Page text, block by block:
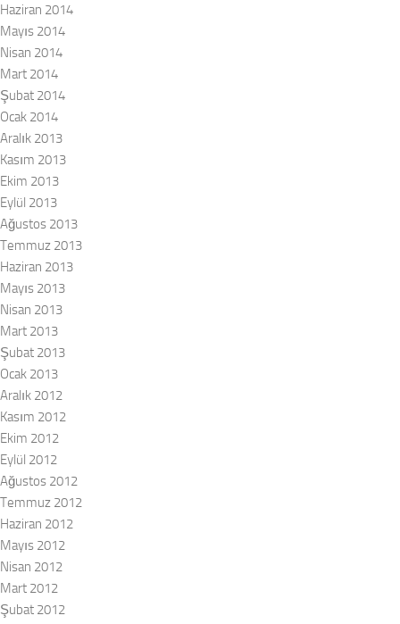
Haziran 2014
Mayıs 2014
Nisan 2014
Mart 2014
Şubat 2014
Ocak 2014
Aralık 2013
Kasım 2013
Ekim 2013
Eylül 2013
Ağustos 2013
Temmuz 2013
Haziran 2013
Mayıs 2013
Nisan 2013
Mart 2013
Şubat 2013
Ocak 2013
Aralık 2012
Kasım 2012
Ekim 2012
Eylül 2012
Ağustos 2012
Temmuz 2012
Haziran 2012
Mayıs 2012
Nisan 2012
Mart 2012
Şubat 2012